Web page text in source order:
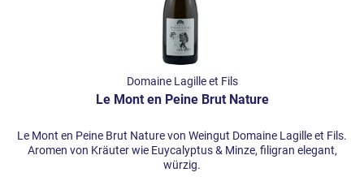
Domaine Lagille et Fils
Le Mont en Peine Brut Nature
Le Mont en Peine Brut Nature von Weingut Domaine Lagille et Fils.
Aromen von Kräuter wie Euycalyptus & Minze, filigran elegant,
würzig.